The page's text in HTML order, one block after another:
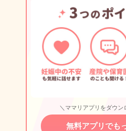
＼ママリアプリをダウン
無料アプリでも